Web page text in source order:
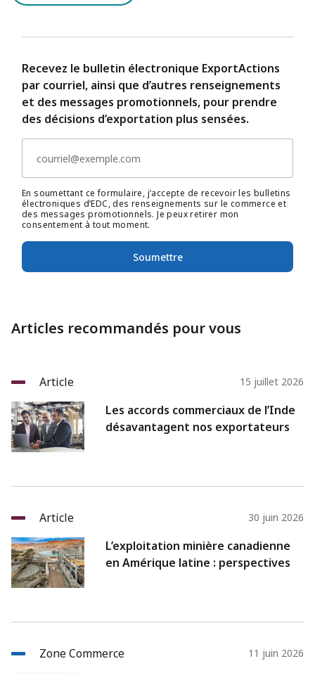
Recevez le bulletin électronique ExportActions
par courriel, ainsi que d’autres renseignements
et des messages promotionnels, pour prendre
des décisions d’exportation plus sensées.
En soumettant ce formulaire, j’accepte de recevoir les bulletins
électroniques d’EDC, des renseignements sur le commerce et
des messages promotionnels. Je peux retirer mon
consentement à tout moment.
Soumettre
Articles recommandés pour vous
Article 15 juillet 2026
Les accords commerciaux de l’Inde
désavantagent nos exportateurs
Article 30 juin 2026
L’exploitation minière canadienne
en Amérique latine : perspectives
Zone Commerce 11 juin 2026